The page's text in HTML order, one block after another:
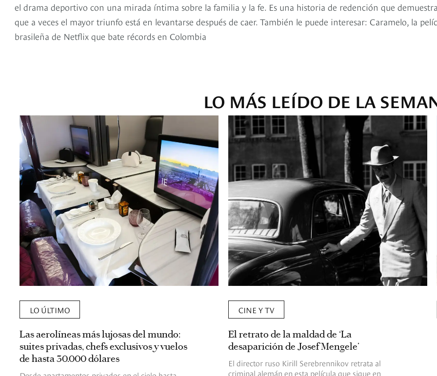
el drama deportivo con una mirada íntima sobre la familia y la fe. Es una historia de redención que demuestra
que a veces el mayor triunfo está en levantarse después de caer. También le puede interesar: Caramelo, la
brasileña de Netflix que bate récords en Colombia
LO MÁS LEÍDO DE LA
LO ÚLTIMO
Las aerolíneas más lujosas del mundo:
suites privadas, chefs exclusivos y vuelos
de hasta 30.000 dólares
CINE Y TV
El retrato de la maldad de ‘La
desaparición de Josef Mengele’
El director ruso Kirill Serebrennikov retrata al
criminal alemán en esta película que sigue en